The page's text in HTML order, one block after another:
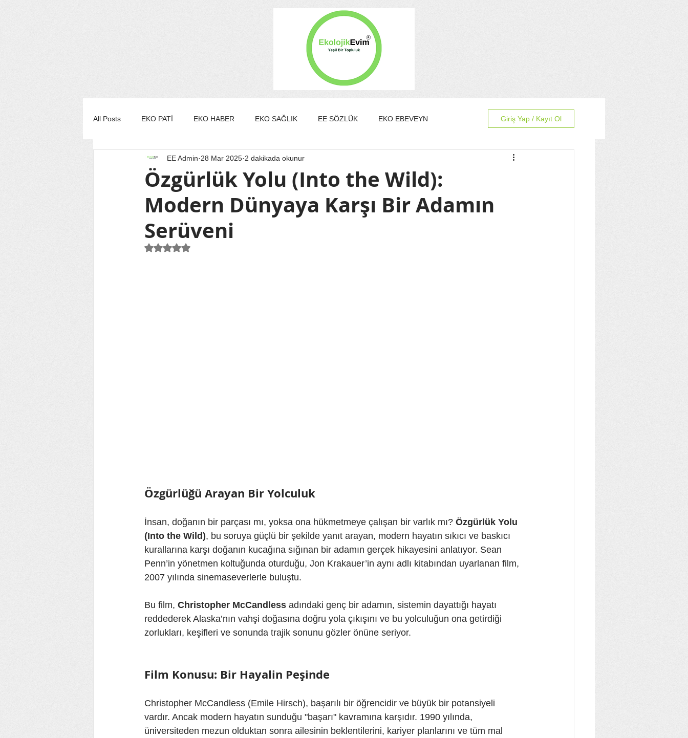
All Posts EKO PATİ EKO HABER EKO SAĞLIK EE SÖZLÜK EKO EBEVEYN
EKO MUTFAK EKO STİL/MODA/GÜZELLİK EKO KÜLTÜR&SANAT
EKO TURİZM EKO YAŞAM EKO YAZARLAR EKO SÖYLEŞİ
EE YEŞİL ÇEMBER KULÜBÜ
Giriş Yap / Kayıt Ol
Özgürlük Yolu (Into the Wild):
Modern Dünyaya Karşı Bir Adamın
Serüveni
EE Admin 28 Mar 2025 2 dakikada okunur
5 üzerinden NaN yıldız
Özgürlüğü Arayan Bir Yolculuk
İnsan, doğanın bir parçası mı, yoksa ona hükmetmeye çalışan bir varlık mı? Özgürlük Yolu
(Into the Wild), bu soruya güçlü bir şekilde yanıt arayan, modern hayatın sıkıcı ve baskıcı
kurallarına karşı doğanın kucağına sığınan bir adamın gerçek hikayesini anlatıyor. Sean
Penn’in yönetmen koltuğunda oturduğu, Jon Krakauer’in aynı adlı kitabından uyarlanan film,
2007 yılında sinemaseverlerle buluştu.
Bu film, Christopher McCandless adındaki genç bir adamın, sistemin dayattığı hayatı
reddederek Alaska’nın vahşi doğasına doğru yola çıkışını ve bu yolculuğun ona getirdiği
zorlukları, keşifleri ve sonunda trajik sonunu gözler önüne seriyor.
Film Konusu: Bir Hayalin Peşinde
Christopher McCandless (Emile Hirsch), başarılı bir öğrencidir ve büyük bir potansiyeli
vardır. Ancak modern hayatın sunduğu "başarı" kavramına karşıdır. 1990 yılında,
üniversiteden mezun olduktan sonra ailesinin beklentilerini, kariyer planlarını ve tüm mal